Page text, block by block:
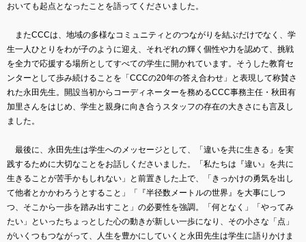
おいても起点となったことを語ってくださいました。
またCCCは、地域の多様なコミュニティとのつながりを結ぶだけでなく、学
生一人ひとりをわが子のように迎え、それぞれの輝く個性や力を認めて、挑戦
を全力で応援する場所としてすべての学生に開かれています。そうした教育セ
ンターとして歩み続けることを「CCCの20年の答え合わせ」と表現して称賛さ
れた永田先生。開設当初からコーディネーターを務めるCCC事務主任・秋田有
加里さんをはじめ、学生と親身に向き合うスタッフの存在の大きさにも言及し
ました。
最後に、永田先生は学生へのメッセージとして、「違いを共に生きる」を実
践するために大切なことをお話しくださいました。「私たちは『違い』を共に
生きることが苦手かもしれない」と前置きした上で、「きっかけの勇気を出し
て他者とかかわろうとすること」「『半径数メートルの世界』を大事にしつ
つ、そこから一歩を踏み出すこと」の必要性を強調。「何となく」「やってみ
たい」といったちょっとした心の動きが新しい一歩になり、その小さな「点」
がいくつもつながって、人生を豊かにしていくと永田先生は学生に語りかけま